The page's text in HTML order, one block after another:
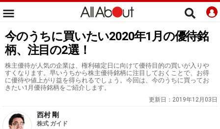
今のうちに買いたい2020年1月の優待銘
柄、注目の2選！
株主優待が人気の企業は、権利確定日に向けて優待目的の買いが入りや
すくなります。早いうちから株主優待銘柄に注目しておくことで、お得
に優待や値上がり益を得られるでしょう。今回は、今のうちに買ってお
きたい1月優待銘柄をご紹介します。
更新日： 2019年12月03日
西村 剛
株式 ガイド